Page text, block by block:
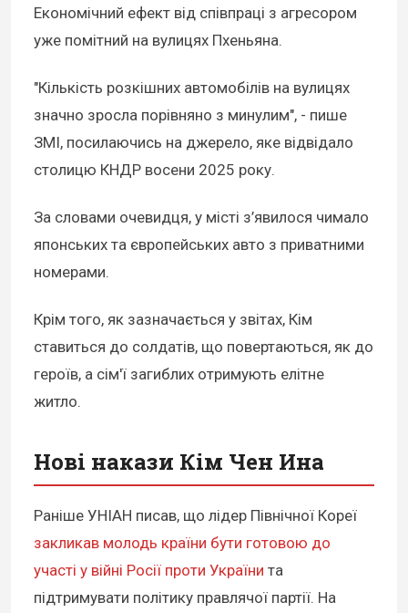
Економічний ефект від співпраці з агресором
уже помітний на вулицях Пхеньяна.
"Кількість розкішних автомобілів на вулицях
значно зросла порівняно з минулим", - пише
ЗМІ, посилаючись на джерело, яке відвідало
столицю КНДР восени 2025 року.
За словами очевидця, у місті з’явилося чимало
японських та європейських авто з приватними
номерами.
Крім того, як зазначається у звітах, Кім
ставиться до солдатів, що повертаються, як до
героїв, а сім'ї загиблих отримують елітне
житло.
Нові накази Кім Чен Ина
Раніше УНІАН писав, що лідер Північної Кореї
закликав молодь країни бути готовою до
участі у війні Росії проти України та
підтримувати політику правлячої партії. На